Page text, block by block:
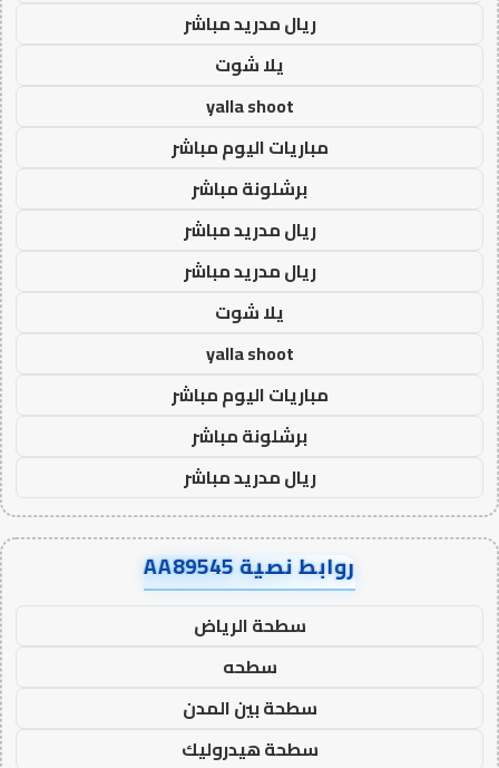
ريال مدريد مباشر
يلا شوت
yalla shoot
مباريات اليوم مباشر
برشلونة مباشر
ريال مدريد مباشر
ريال مدريد مباشر
يلا شوت
yalla shoot
مباريات اليوم مباشر
برشلونة مباشر
ريال مدريد مباشر
روابط نصية AA89545
سطحة الرياض
سطحه
سطحة بين المدن
سطحة هيدروليك